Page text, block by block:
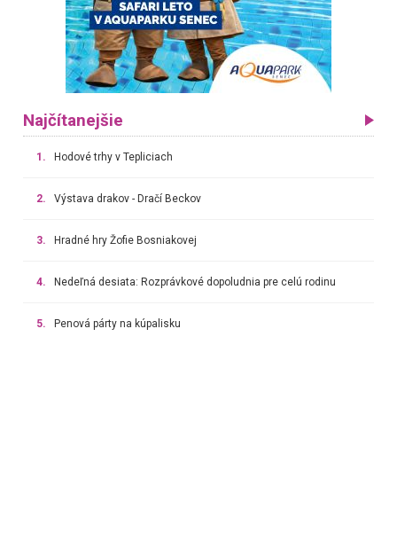
Najčítanejšie
1. Hodové trhy v Tepliciach
2. Výstava drakov - Dračí Beckov
3. Hradné hry Žofie Bosniakovej
4. Nedeľná desiata: Rozprávkové dopoludnia pre celú rodinu
5. Penová párty na kúpalisku